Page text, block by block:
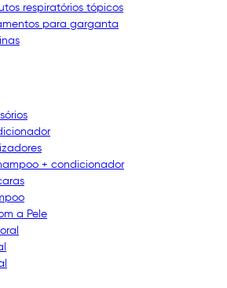
respiratórios tópicos
para garganta
+ condicionador
a Pele